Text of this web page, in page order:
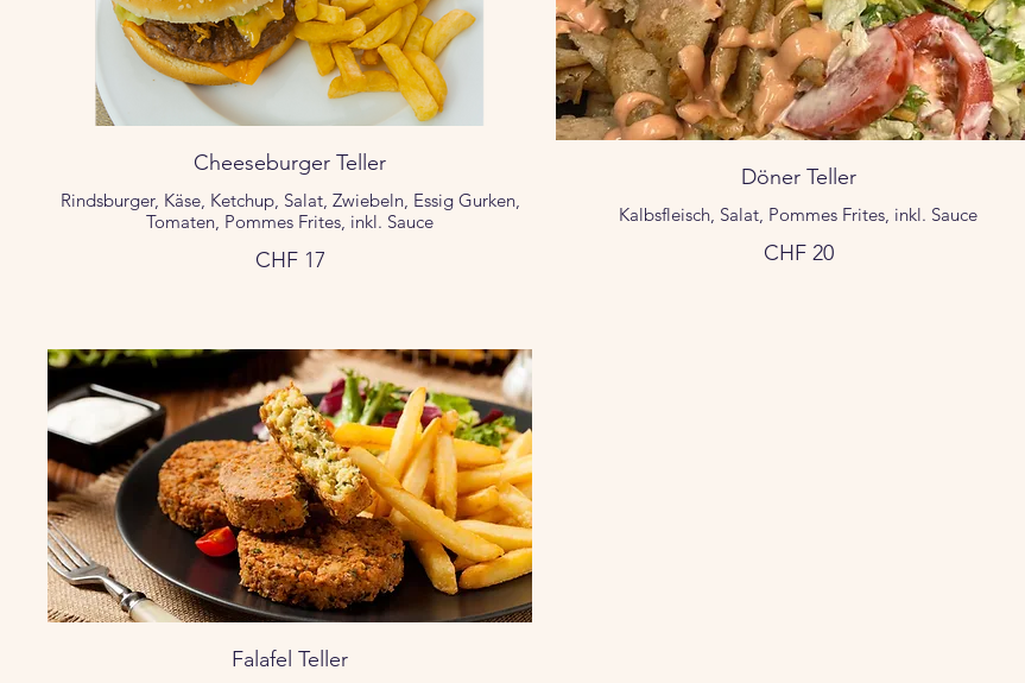
Cheeseburger Teller
Rindsburger, Käse, Ketchup, Salat, Zwiebeln, Essig Gurken,
Tomaten, Pommes Frites, inkl. Sauce
CHF 17
Döner Teller
Kalbsfleisch, Salat, Pommes Frites, inkl. Sauce
CHF 20
Falafel Teller